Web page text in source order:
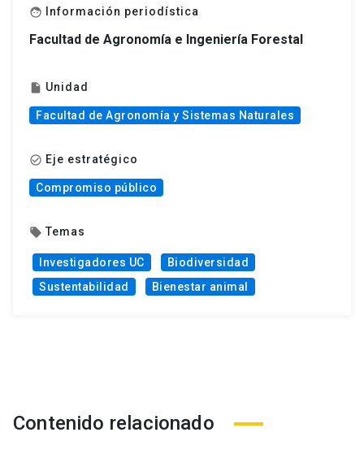
face Información periodística
Facultad de Agronomía e Ingeniería Forestal
insert_drive_file Unidad
Facultad de Agronomía y Sistemas Naturales
check_circle_outline Eje estratégico
Compromiso público
local_offer Temas
Investigadores UC
Biodiversidad
Sustentabilidad
Bienestar animal
Contenido relacionado